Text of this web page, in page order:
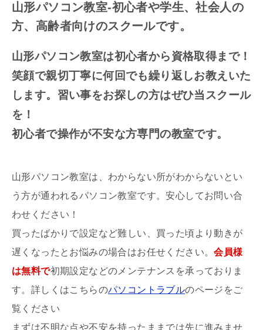
山形パソコン教室-初心者や学生、社会人の
方、高齢者向けのスクールです。
山形パソコン教室は初心者から資格取得まで！
笑顔で親切丁寧に何回でも繰り返しお教えいた
します。習い事をお探しの方はぜひ当スクール
を！
初心者で操作が不安な方専門の教室です。
山形パソコン教室は、わからない所がわからないとい
う方が通われるパソコン教室です。安心してお問い合
わせください！
買ったばかりで設定など難しい、買った頃より動きが
遅くなったとお悩みの場合はお任せください。会員様
は無料で初期設定などのメンテナンスを承っておりま
す。詳しくはこちらのパソコントラブルのページをご
覧ください
まずは不明な点や不安を持ったままでは先に進みませ